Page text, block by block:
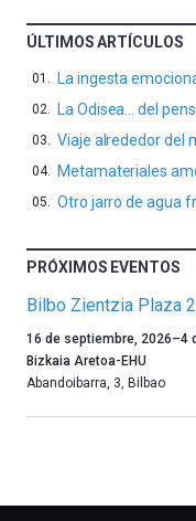
ÚLTIMOS ARTÍCULOS
La ingesta
La Odisea… del
Viaje alrededor del
Metamateriales
Otro jarro de agua
PRÓXIMOS EVENTOS
Bilbo Zientzia Plaza
Un
año
más,
16 de septiembre, 2026–4
Bizkaia Aretoa-EHU
Abandoibarra, 3, Bilbao